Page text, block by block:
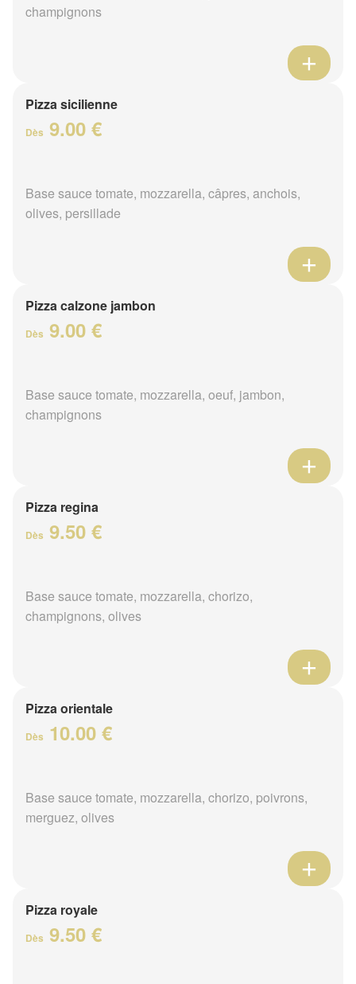
champignons
Pizza sicilienne
Dès 9.00 €
Base sauce tomate, mozzarella, câpres, anchois,
olives, persillade
Pizza calzone jambon
Dès 9.00 €
Base sauce tomate, mozzarella, oeuf, jambon,
champignons
Pizza regina
Dès 9.50 €
Base sauce tomate, mozzarella, chorizo,
champignons, olives
Pizza orientale
Dès 10.00 €
Base sauce tomate, mozzarella, chorizo, poivrons,
merguez, olives
Pizza royale
Dès 9.50 €